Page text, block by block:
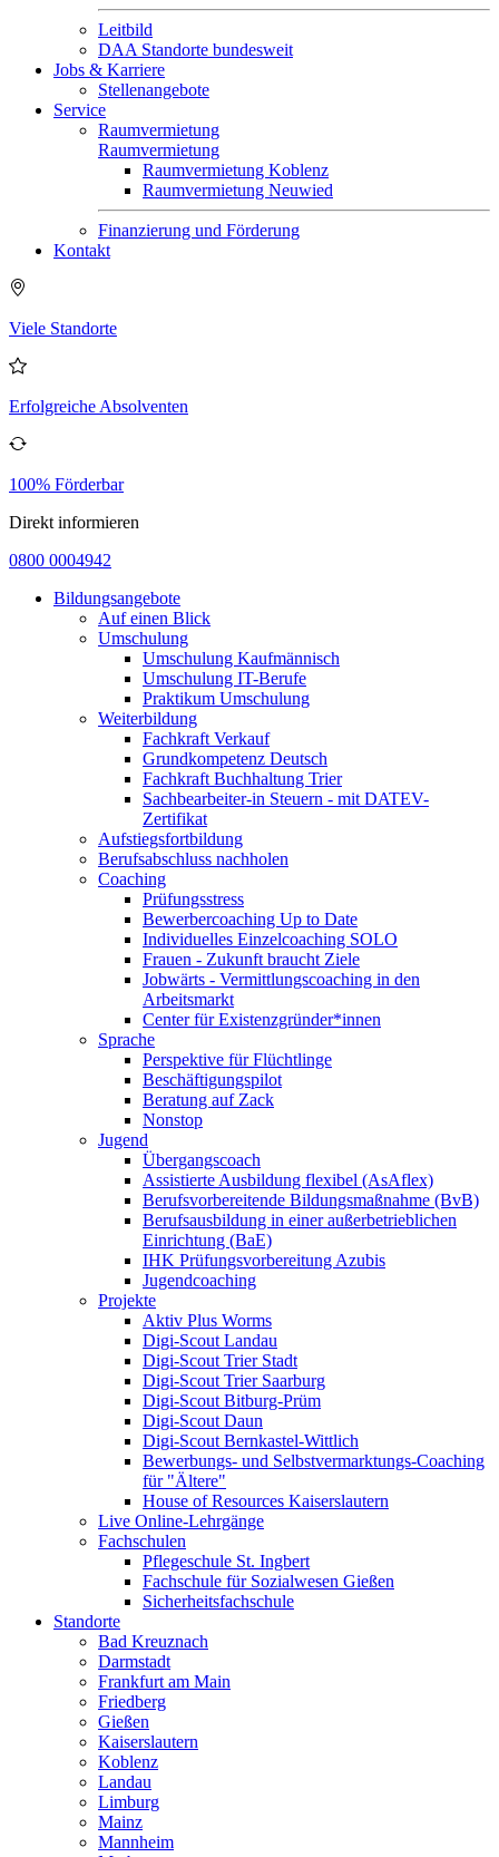
Leitbild
DAA Standorte bundesweit
Jobs & Karriere
Stellenangebote
Service
Raumvermietung
Raumvermietung
Raumvermietung Koblenz
Raumvermietung Neuwied
Finanzierung und Förderung
Kontakt
Viele Standorte
Erfolgreiche Absolventen
100% Förderbar
Direkt informieren
0800 0004942
Bildungsangebote
Auf einen Blick
Umschulung
Umschulung Kaufmännisch
Umschulung IT-Berufe
Praktikum Umschulung
Weiterbildung
Fachkraft Verkauf
Grundkompetenz Deutsch
Fachkraft Buchhaltung Trier
Sachbearbeiter-in Steuern - mit DATEV-
Zertifikat
Aufstiegsfortbildung
Berufsabschluss nachholen
Coaching
Prüfungsstress
Bewerbercoaching Up to Date
Individuelles Einzelcoaching SOLO
Frauen - Zukunft braucht Ziele
Jobwärts - Vermittlungscoaching in den
Arbeitsmarkt
Center für Existenzgründer*innen
Sprache
Perspektive für Flüchtlinge
Beschäftigungspilot
Beratung auf Zack
Nonstop
Jugend
Übergangscoach
Assistierte Ausbildung flexibel (AsAflex)
Berufsvorbereitende Bildungsmaßnahme (BvB)
Berufsausbildung in einer außerbetrieblichen
Einrichtung (BaE)
IHK Prüfungsvorbereitung Azubis
Jugendcoaching
Projekte
Aktiv Plus Worms
Digi-Scout Landau
Digi-Scout Trier Stadt
Digi-Scout Trier Saarburg
Digi-Scout Bitburg-Prüm
Digi-Scout Daun
Digi-Scout Bernkastel-Wittlich
Bewerbungs- und Selbstvermarktungs-Coaching
für "Ältere"
House of Resources Kaiserslautern
Live Online-Lehrgänge
Fachschulen
Pflegeschule St. Ingbert
Fachschule für Sozialwesen Gießen
Sicherheitsfachschule
Standorte
Bad Kreuznach
Darmstadt
Frankfurt am Main
Friedberg
Gießen
Kaiserslautern
Koblenz
Landau
Limburg
Mainz
Mannheim